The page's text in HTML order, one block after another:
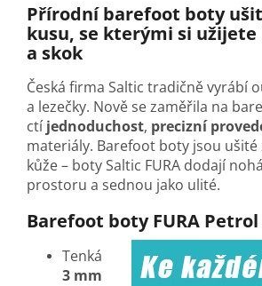
Přírodní barefoot boty
kusu, se kterými si
a skok
Česká firma Saltic tradičně vyrábí
a lezečky. Nově se zaměřila na
ctí jednoduchost, precizní
materiály. Barefoot boty jsou ušité
kůže– boty Saltic FURA dodají
prostoru a sednou jako ulité.
Barefoot boty FURA
Tenká
3 mm